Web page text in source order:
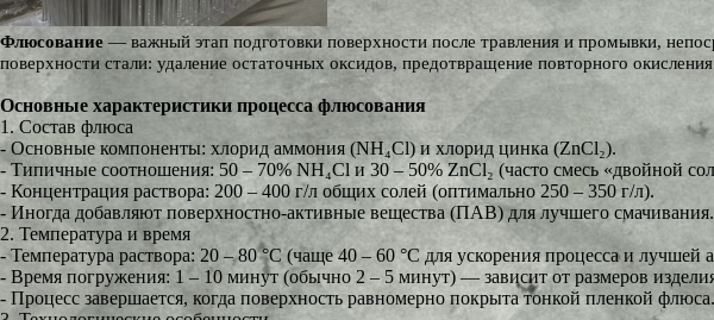
Флюсование— важный этап подготовки поверхности после травления и промывки,
поверхности стали: удаление остаточных оксидов, предотвращение повторного
Основные характеристики процесса флюсования
1. Состав флюса
- Основные компоненты: хлорид аммония (NH₄Cl) и хлорид цинка (ZnCl₂).
- Типичные соотношения: 50 – 70% NH₄Cl и 30 – 50% ZnCl₂ (часто смесь «двойной
- Концентрация раствора: 200 – 400 г/л общих солей (оптимально 250 – 350 г/л).
- Иногда добавляют поверхностно-активные вещества (ПАВ) для лучшего смачивания.
2. Температура и время
- Температура раствора: 20 – 80 °C (чаще 40 – 60 °C для ускорения процесса и лучшей
- Время погружения: 1 – 10 минут (обычно 2 – 5 минут) — зависит от размеров
- Процесс завершается, когда поверхность равномерно покрыта тонкой пленкой флюса.